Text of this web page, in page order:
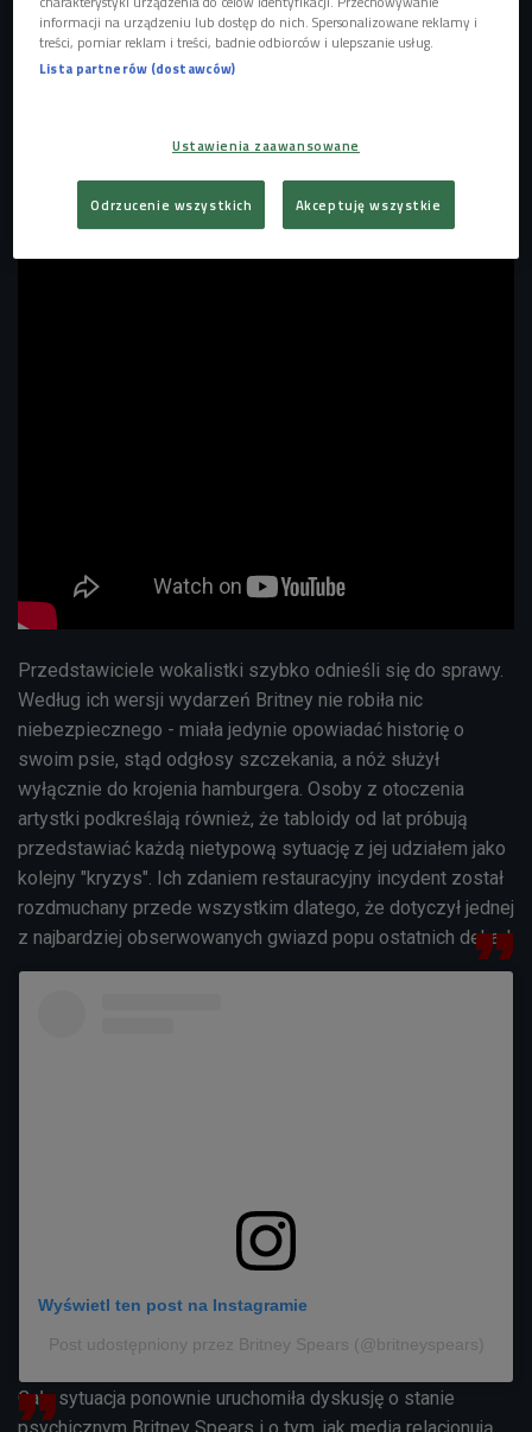
której miało dojść w restauracji Blue Dog Tavern w Los
Angeles. Według świadków wokalistka zachowywała się w
sposób, który zaniepokoił część gości lokalu. Artystka
relacji - artystka zachowywała się bardzo chaotycznie.
Przedstawiciele wokalistki szybko odnieśli się do sprawy.
Według ich wersji wydarzeń Britney nie robiła nic
niebezpiecznego - miała jedynie opowiadać historię o
swoim psie, stąd odgłosy szczekania, a nóż służył
wyłącznie do krojenia hamburgera. Osoby z otoczenia
artystki podkreślają również, że tabloidy od lat próbują
przedstawiać każdą nietypową sytuację z jej udziałem jako
kolejny "kryzys". Ich zdaniem restauracyjny incydent został
rozdmuchany przede wszystkim dlatego, że dotyczył jednej
z najbardziej obserwowanych gwiazd popu ostatnich dekad.
Wyświetl ten post na Instagramie
Post udostępniony przez Britney Spears (@britneyspears)
Cała sytuacja ponownie uruchomiła dyskusję o stanie
informacji na urządzeniu lub dostęp do nich. Spersonalizowane reklamy i
treści, pomiar reklam i treści, badnie odbiorców i ulepszanie usług.
Lista partnerów (dostawców)
Ustawienia zaawansowane
Odrzucenie wszystkich Akceptuję wszystkie